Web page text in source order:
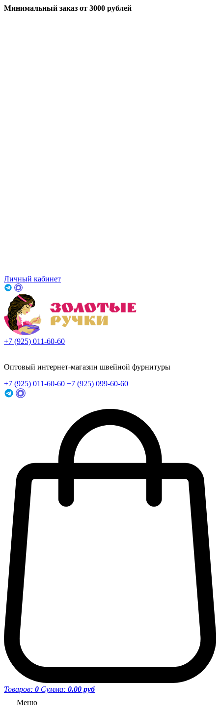
Минимальный заказ от 3000 рублей
Личный кабинет
+7 (925) 011-60-60
Оптовый интернет-магазин швейной фурнитуры
+7 (925) 011-60-60 +7 (925) 099-60-60
Товаров: 0 Сумма: 0.00 руб
Меню